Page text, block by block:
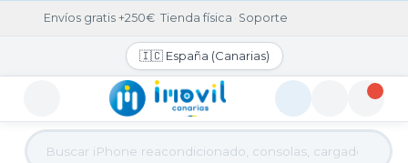
Envíos gratis +250€ ·Tienda física · Soporte
🇮🇨 España (Canarias)
Acceso distribuidor